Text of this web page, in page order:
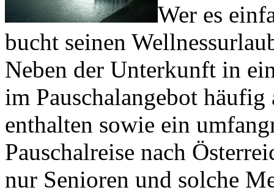
Wer es
bucht seinen
Neben der Unterkunft in
im Pauschalangebot
enthalten sowie ein
Pauschalreise nach
nur Senioren und solche